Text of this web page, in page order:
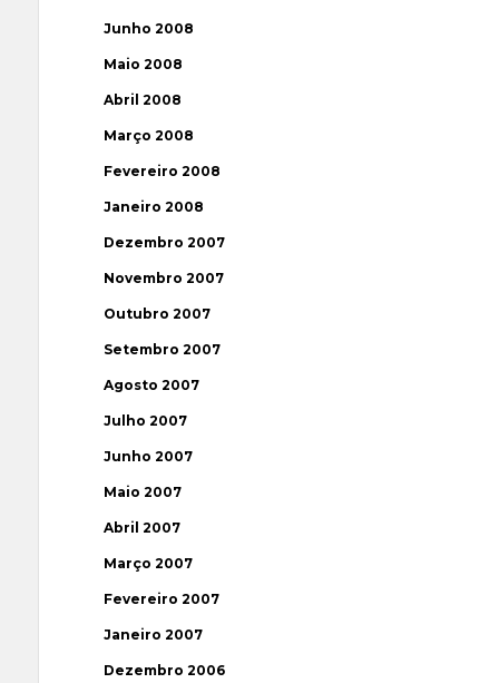
Junho 2008
Maio 2008
Abril 2008
Março 2008
Fevereiro 2008
Janeiro 2008
Dezembro 2007
Novembro 2007
Outubro 2007
Setembro 2007
Agosto 2007
Julho 2007
Junho 2007
Maio 2007
Abril 2007
Março 2007
Fevereiro 2007
Janeiro 2007
Dezembro 2006